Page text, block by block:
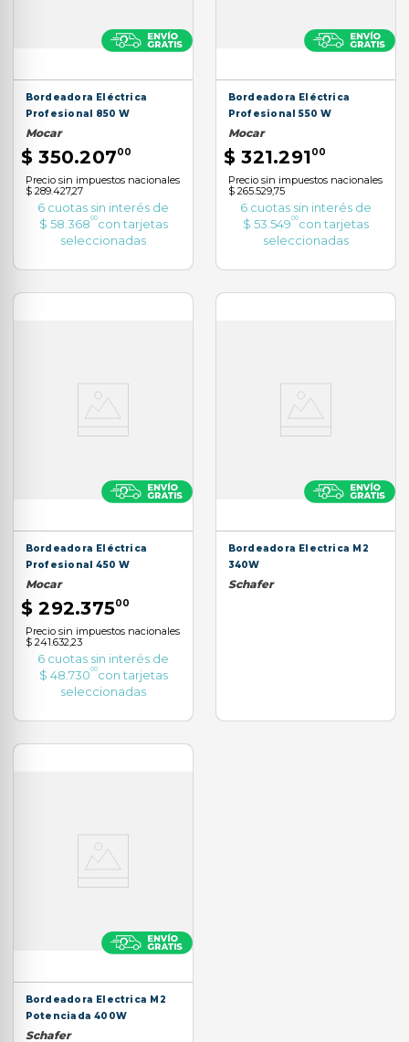
Bordeadora Eléctrica
Profesional 850 W
Mocar
$ 350.20700
Precio sin impuestos nacionales
$ 289.427,27
6 cuotas sin interés de
$ 58 36800con tarjetas
seleccionadas
Bordeadora Eléctrica
Profesional 550 W
Mocar
$ 321.29100
Precio sin impuestos nacionales
$ 265.529,75
6 cuotas sin interés de
$ 53 54900con tarjetas
seleccionadas
Bordeadora Eléctrica
Profesional 450 W
Mocar
$ 292.37500
Precio sin impuestos nacionales
$ 241.632,23
6 cuotas sin interés de
$ 48 73000con tarjetas
seleccionadas
Bordeadora Electrica M2
340W
Schafer
Bordeadora Electrica M2
Potenciada 400W
Schafer